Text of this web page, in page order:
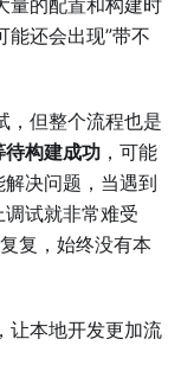
量的配置和构建时
能还会出现”带不
，但整个流程也是
构建成功 ，可能
决问题，当遇到
试就非常难受
复，始终没有本
让本地开发更加流